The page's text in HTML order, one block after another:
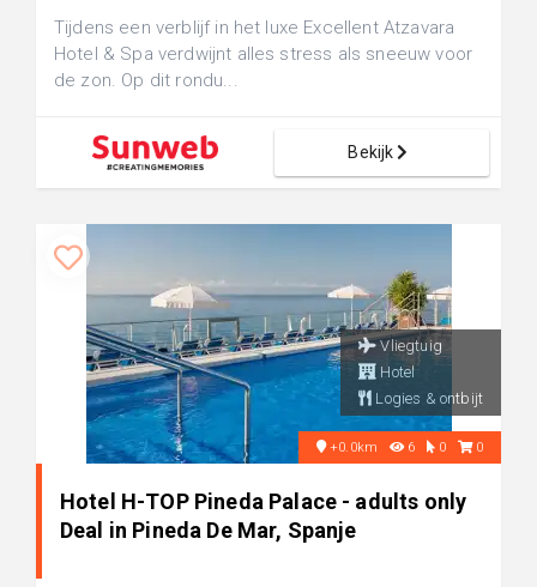
Tijdens een verblijf in het luxe Excellent Atzavara
Hotel & Spa verdwijnt alles stress als sneeuw voor
de zon. Op dit rondu...
Bekijk
Vliegtuig
Hotel
Logies & ontbijt
+0.0km 6 0 0
Hotel H-TOP Pineda Palace - adults only
Deal in Pineda De Mar, Spanje